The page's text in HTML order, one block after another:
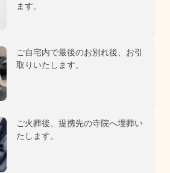
ます。
ご自宅内で最後のお別れ後、お引
取りいたします。
ご火葬後、提携先の寺院へ埋葬い
たします。